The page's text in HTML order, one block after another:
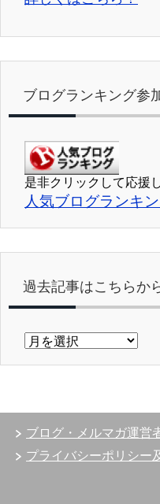
ブログランキング参
是非クリックして応援
人気ブログランキ
過去記事はこちらか
過
ち
ら
ブログ・メルマガ運営
プライバシーポリシー